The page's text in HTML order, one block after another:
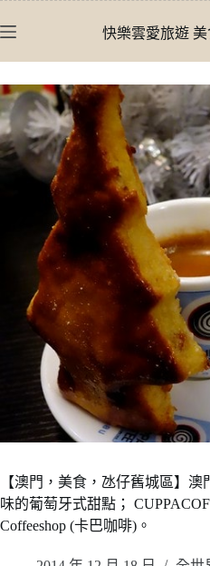
至
內
容
快樂雲愛旅遊
【澳門，美食，氹仔舊城區】
味的葡萄牙式甜點；
Coffeeshop (卡巴咖啡)。